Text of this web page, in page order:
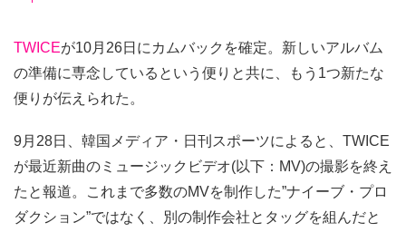
TWICEが10月26日にカムバックを確定。新しいアルバム
の準備に専念しているという便りと共に、もう1つ新たな
便りが伝えられた。
9月28日、韓国メディア・日刊スポーツによると、TWICE
が最近新曲のミュージックビデオ(以下：MV)の撮影を終え
たと報道。これまで多数のMVを制作した”ナイーブ・プロ
ダクション”ではなく、別の制作会社とタッグを組んだと